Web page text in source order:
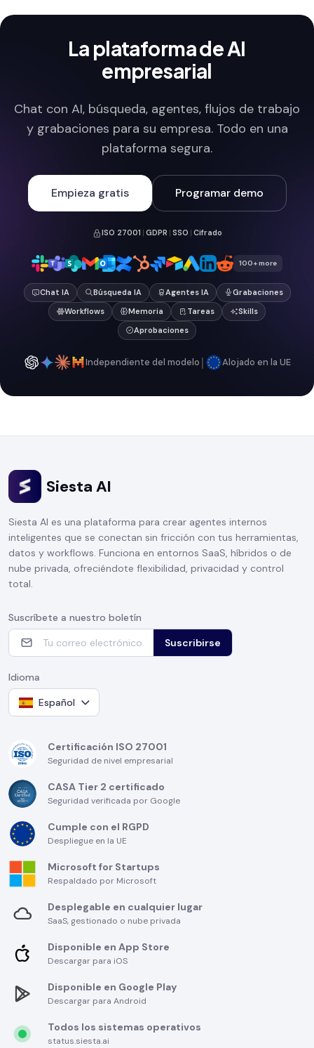
La plataforma de AI
empresarial
Chat con AI, búsqueda, agentes, flujos de trabajo
y grabaciones para su empresa. Todo en una
plataforma segura.
Empieza gratis Programar demo
ISO 27001 | GDPR | SSO | Cifrado
100+ more
Chat IA Búsqueda IA Agentes IA
Grabaciones
Workflows
Memoria Tareas
Skills
Aprobaciones
Independiente del modelo | Alojado en la UE
Siesta AI
Siesta AI es una plataforma para crear agentes internos
inteligentes que se conectan sin fricción con tus herramientas,
datos y workflows. Funciona en entornos SaaS, híbridos o de
nube privada, ofreciéndote flexibilidad, privacidad y control
total.
Suscríbete a nuestro boletín
Suscribirse
Idioma
Español
Certificación ISO 27001
Seguridad de nivel empresarial
CASA Tier 2 certificado
Seguridad verificada por Google
Cumple con el RGPD
Despliegue en la UE
Microsoft for Startups
Respaldado por Microsoft
Desplegable en cualquier lugar
SaaS, gestionado o nube privada
Disponible en App Store
Descargar para iOS
Disponible en Google Play
Descargar para Android
Todos los sistemas operativos
status.siesta.ai